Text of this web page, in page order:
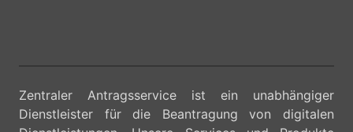
Zentraler Antragsservice ist ein unabhängiger
Dienstleister für die Beantragung von digitalen